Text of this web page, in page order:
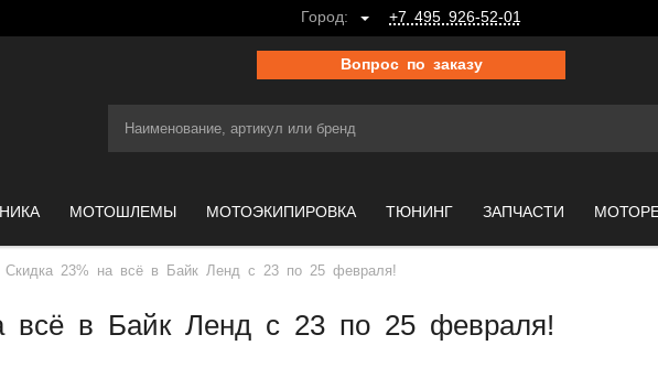
Город: +7 495 926-52-01
Вопрос по заказу
МОТОШЛЕМЫ МОТОЭКИПИРОВКА ТЮНИНГ ЗАПЧАСТИ
Скидка 23% на всё в Байк Ленд с 23 по 25 февраля!
всё в Байк Ленд с 23 по 25 февраля!